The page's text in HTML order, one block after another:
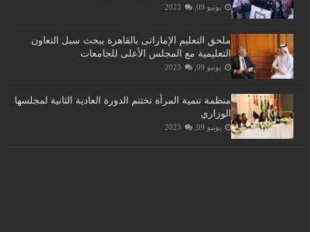
يونيو 09, 2023
ملحق التعليم الإماراتى بالقاهرة يبحث سبل التعاون
التعليمية مع المجلس الأعلى للجامعات
يونيو 09, 2023
منظمة تنمية المرأة تختتم الدورة العادية الثانية لمجلسها
الوزاري
يونيو 09, 2023